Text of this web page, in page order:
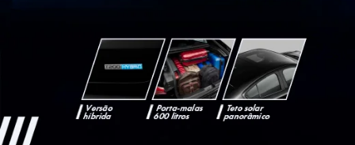
VISUALIZE O
VEÍCULO EM
360°